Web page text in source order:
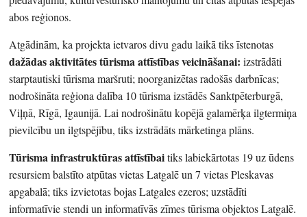
abos reģionos.
Atgādinām, ka projekta ietvaros divu gadu laikā tiks īstenotas
dažādas aktivitātes tūrisma attīstības veicināšanai: izstrādāti
starptautiski tūrisma maršruti; noorganizētas radošās darbnīcas;
nodrošināta reģiona dalība 10 tūrisma izstādēs Sanktpēterburgā,
Viļņā, Rīgā, Igaunijā. Lai nodrošinātu kopējā galamērķa ilgtermiņa
pievilcību un ilgtspējību, tiks izstrādāts mārketinga plāns.
Tūrisma infrastruktūras attīstībaitiks labiekārtotas 19 uz ūdens
resursiem balstīto atpūtas vietas Latgalē un 7 vietas Pleskavas
apgabalā; tiks izvietotas bojas Latgales ezeros; uzstādīti
informatīvie stendi un informatīvās zīmes tūrisma objektos Latgalē.